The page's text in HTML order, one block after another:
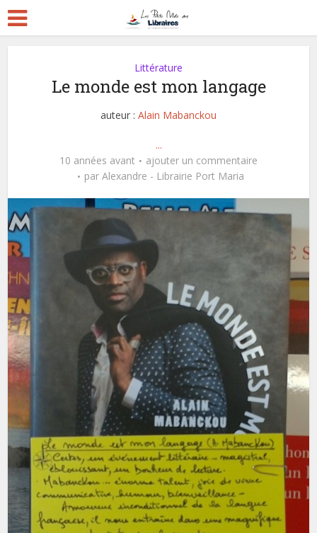
Littérature
Le monde est mon langage
auteur : Alain Mabanckou
...
10 années avant
ajouter un commentaire
par Alexandre - Librairie Port Maria